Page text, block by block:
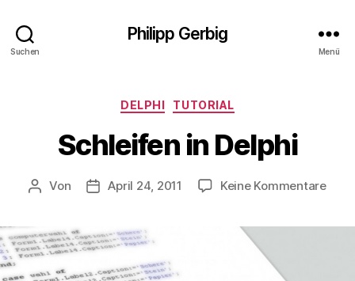
Suchen
Philipp Gerbig
Menü
Kategorien
DELPHI TUTORIAL
Schleifen in Delphi
Beitragsautor
Von Veröffentlichungsdatum
April 24, 2011 Keine Kommentarezu